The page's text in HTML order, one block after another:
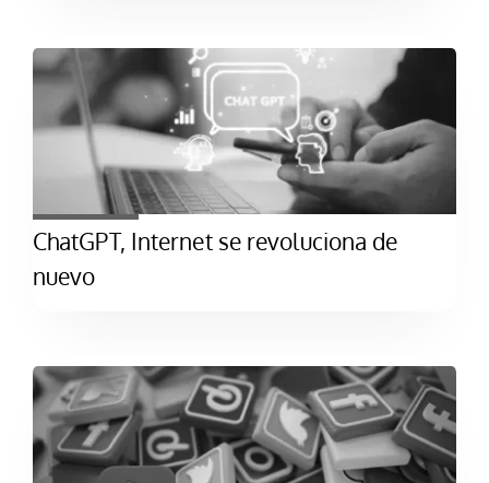
ChatGPT, Internet se revoluciona de
nuevo